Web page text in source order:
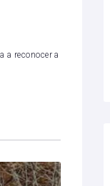
a reconocer a